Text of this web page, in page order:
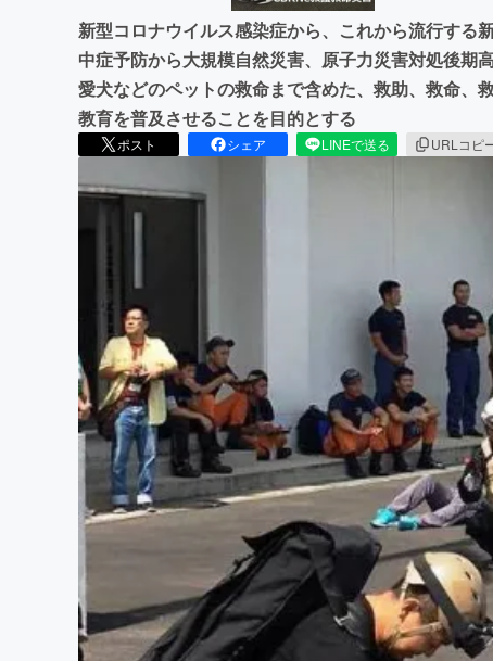
新型コロナウイルス感染症から、これから流行する
中症予防から大規模自然災害、原子力災害対処後期
愛犬などのペットの救命まで含めた、救助、救命、
教育を普及させることを目的とする
ポスト シェア LINEで送る URLコピ